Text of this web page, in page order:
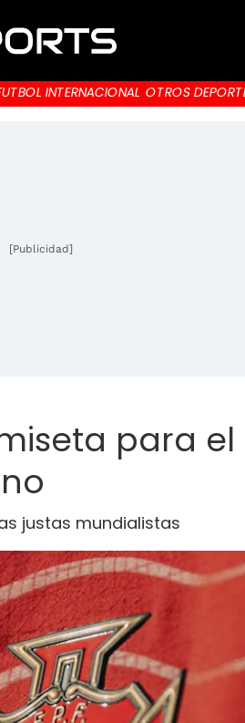
INTERNACIONAL OTROS
[Publicidad]
para
justas mundialistas